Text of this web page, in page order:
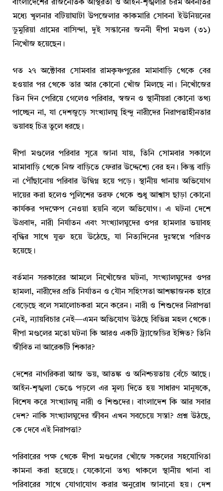
বাংলাদেশের রাজনৈতিক অস্থিরতা ও আইন-শৃঙ্খলার চরম অবনতির
মধ্যে খুলনার বটিয়াঘাটা উপজেলার কাকমারি সোবনা ইউনিয়নের
ডুমুরিয়া গ্রামের বাসিন্দা, দুই সন্তানের জননী দীপা মণ্ডল (৩১)
নিখোঁজ হয়েছেন।
গত ২৭ অক্টোবর সোমবার রামকৃষ্ণপুরের মামাবাড়ি থেকে বের
হওয়ার পর থেকে তার আর কোনো খোঁজ মিলছে না। নিখোঁজের
তিন দিন পেরিয়ে গেলেও পরিবার, স্বজন ও স্থানীয়রা কোনো তথ্য
পাচ্ছেন না, যা দেশজুড়ে সংখ্যালঘু হিন্দু নারীদের নিরাপত্তাহীনতার
ভয়াবহ চিত্র তুলে ধরছে।
দীপা মণ্ডলের পরিবার সূত্রে জানা যায়, তিনি সোমবার সকালে
মামাবাড়ি থেকে নিজ বাড়িতে ফেরার উদ্দেশ্যে বের হন। কিন্তু বাড়ি
না পৌঁছানোয় পরিবার উদ্বিগ্ন হয়ে পড়ে। স্থানীয় থানায় অভিযোগ
দায়ের করা হলেও পুলিশের তরফ থেকে শুধু আশ্বাস ছাড়া কোনো
কার্যকর পদক্ষেপ নেওয়া হয়নি বলে অভিযোগ। এ ঘটনা দেশে
উগ্রবাদ, নারী নির্যাতন এবং সংখ্যালঘুদের ওপর হামলার ভয়াবহ
বৃদ্ধির সাথে যুক্ত হয়ে উঠেছে, যা নিত্যদিনের দুঃস্বপ্নে পরিণত
হয়েছে।
বর্তমান সরকারের আমলে নিখোঁজের ঘটনা, সংখ্যালঘুদের ওপর
হামলা, নারীদের প্রতি নির্যাতন ও যৌন সহিংসতা আশঙ্কাজনক হারে
বেড়েছে বলে সমালোচকরা মনে করেন। নারী ও শিশুদের নিরাপত্তা
নেই, ন্যায়বিচার নেই—এমন অভিযোগ উঠছে বিভিন্ন মহল থেকে।
দীপা মণ্ডলের মতো ঘটনা কি আরও একটি ট্র্যাজেডির ইঙ্গিত? তিনি
জীবিত না আরেকটি শিকার?
দেশের নাগরিকরা আজ ভয়, আতঙ্ক ও অনিশ্চয়তায় বেঁচে আছে।
আইন-শৃঙ্খলা ভেঙে পড়লে এর মূল্য দিতে হয় সাধারণ মানুষকে,
বিশেষ করে সংখ্যালঘু নারী ও শিশুদের। বাংলাদেশ কি আর সবার
দেশ? নাকি সংখ্যালঘুদের জীবন এখন সবচেয়ে সস্তা? প্রশ্ন উঠছে,
কে দেবে এই নিরাপত্তা?
পরিবারের পক্ষ থেকে দীপা মণ্ডলের খোঁজে সকলের সহযোগিতা
কামনা করা হয়েছে। যেকোনো তথ্য থাকলে স্থানীয় থানা বা
পরিবারের সাথে যোগাযোগ করার অনুরোধ জানানো হয়। দেশ